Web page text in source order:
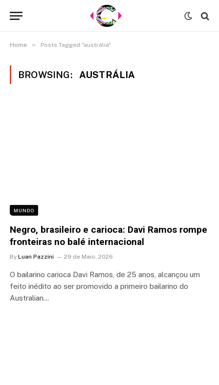
Home » Posts Tagged "austrália"
BROWSING: AUSTRÁLIA
MUNDO
Negro, brasileiro e carioca: Davi Ramos rompe
fronteiras no balé internacional
By Luan Pazzini 29 de Maio, 2026
O bailarino carioca Davi Ramos, de 25 anos, alcançou um
feito inédito ao ser promovido a primeiro bailarino do
Australian…